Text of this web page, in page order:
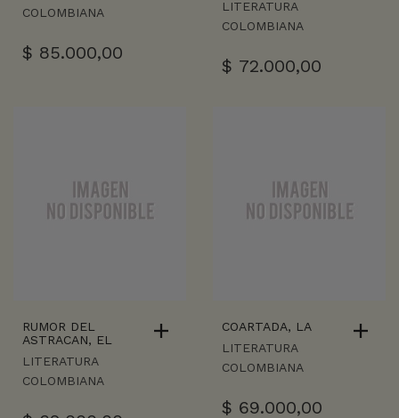
COLOMBIANA
$ 85.000,00
LITERATURA
COLOMBIANA
$ 72.000,00
RUMOR DEL
ASTRACAN, EL
LITERATURA
COLOMBIANA
COARTADA, LA
LITERATURA
COLOMBIANA
$ 69.000,00